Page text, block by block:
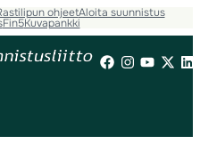
ohjeetAloita suunnistus
Fin5Kuvapankki